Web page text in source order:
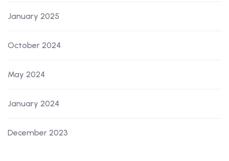
January 2025
October 2024
May 2024
January 2024
December 2023